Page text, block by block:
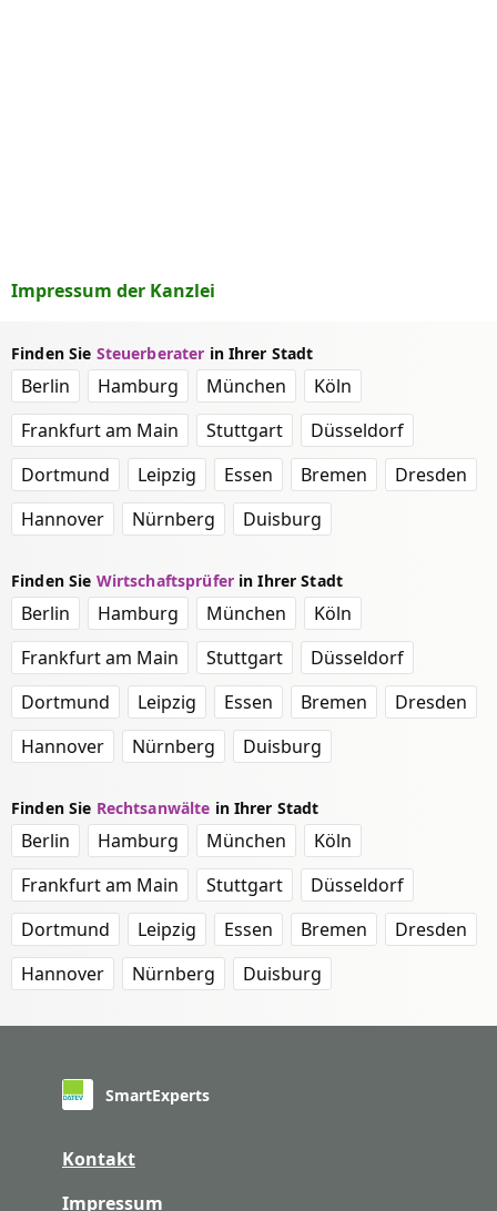
Impressum der Kanzlei
Finden Sie Steuerberater in Ihrer Stadt
Berlin Hamburg München
Köln
Frankfurt am Main
Stuttgart
Düsseldorf
Dortmund
Leipzig Essen Bremen
Dresden
Hannover
Nürnberg Duisburg
Finden Sie Wirtschaftsprüferin Ihrer Stadt
Berlin Hamburg München
Köln
Frankfurt am Main
Stuttgart
Düsseldorf
Dortmund
Leipzig Essen Bremen
Dresden
Hannover
Nürnberg Duisburg
Finden Sie Rechtsanwälte in Ihrer Stadt
Berlin Hamburg München
Köln
Frankfurt am Main
Stuttgart
Düsseldorf
Dortmund
Leipzig Essen Bremen
Dresden
Hannover
Nürnberg Duisburg
SmartExperts
Kontakt
Impressum